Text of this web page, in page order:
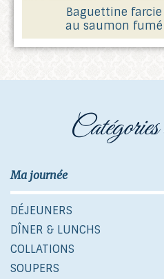
Baguettine farcie
au saumon fumé
Ma journée
DÉJEUNERS
DÎNER & LUNCHS
COLLATIONS
SOUPERS